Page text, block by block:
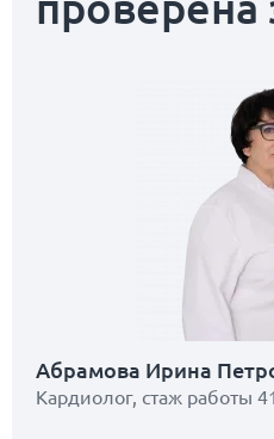
Абрамова Ирина
Кардиолог, стаж работы